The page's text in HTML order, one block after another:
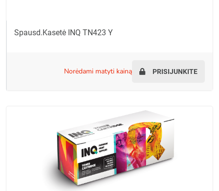
Spausd.kasetė INQ TN423 Y
norėdami matyti kainą PRISIJUNKITE